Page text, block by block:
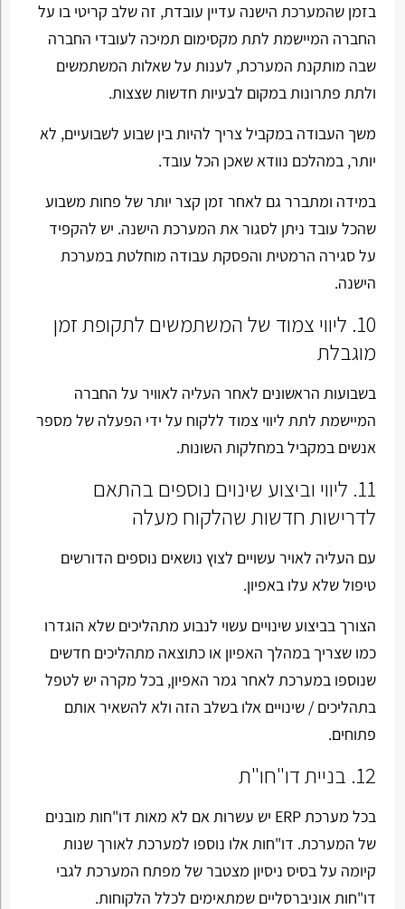
בזמן שהמערכת הישנה עדיין עובדת, זה שלב קריטי בו על
החברה המיישמת לתת מקסימום תמיכה לעובדי החברה
שבה מותקנת המערכת, לענות על שאלות המשתמשים
ולתת פתרונות במקום לבעיות חדשות שצצות.
משך העבודה במקביל צריך להיות בין שבוע לשבועיים, לא
יותר, במהלכם נוודא שאכן הכל עובד.
במידה ומתברר גם לאחר זמן קצר יותר של פחות משבוע
שהכל עובד ניתן לסגור את המערכת הישנה. יש להקפיד
על סגירה הרמטית והפסקת עבודה מוחלטת במערכת
הישנה.
10. ליווי צמוד של המשתמשים לתקופת זמן
מוגבלת
בשבועות הראשונים לאחר העליה לאוויר על החברה
המיישמת לתת ליווי צמוד ללקוח על ידי הפעלה של מספר
אנשים במקביל במחלקות השונות.
11. ליווי וביצוע שינוים נוספים בהתאם
לדרישות חדשות שהלקוח מעלה
עם העליה לאויר עשויים לצוץ נושאים נוספים הדורשים
טיפול שלא עלו באפיון.
הצורך בביצוע שינויים עשוי לנבוע מתהליכים שלא הוגדרו
כמו שצריך במהלך האפיון או כתוצאה מתהליכים חדשים
שנוספו במערכת לאחר גמר האפיון, בכל מקרה יש לטפל
בתהליכים / שינויים אלו בשלב הזה ולא להשאיר אותם
פתוחים.
12. בניית דו"חו"ת
בכל מערכת ERP יש עשרות אם לא מאות דו"חות מובנים
של המערכת. דו"חות אלו נוספו למערכת לאורך שנות
קיומה על בסיס ניסיון מצטבר של מפתח המערכת לגבי
דו"חות אוניברסליים שמתאימים לכלל הלקוחות.